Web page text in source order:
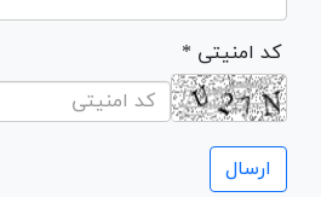
* کد امنیتی